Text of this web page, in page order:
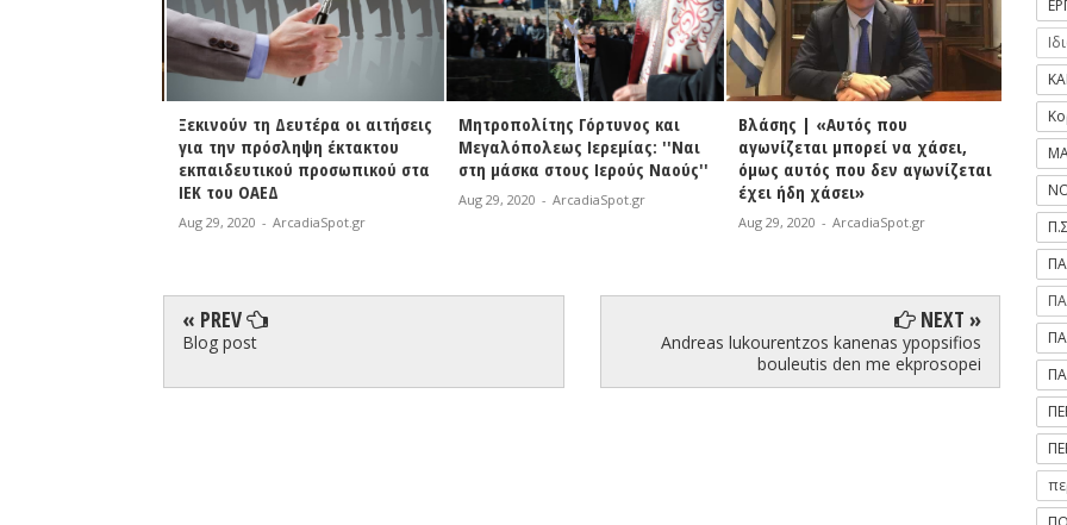
Ξεκινούν τη Δευτέρα οι αιτήσεις
για την πρόσληψη έκτακτου
εκπαιδευτικού προσωπικού στα
ΙΕΚ του ΟΑΕΔ
Aug 29, 2020 - ArcadiaSpot.gr
Μητροπολίτης Γόρτυνος και
Μεγαλόπολεως Ιερεμίας: ''Ναι
στη μάσκα στους Ιερούς Ναούς''
Aug 29, 2020 - ArcadiaSpot.gr
Βλάσης | «Αυτός που
αγωνίζεται μπορεί να χάσει,
όμως αυτός που δεν αγωνίζεται
έχει ήδη χάσει»
Aug 29, 2020 - ArcadiaSpot.gr Aug 29,
« PREV
Blog post
NEXT »
Andreas lukourentzos kanenas ypopsifios
bouleutis den me ekprosopei